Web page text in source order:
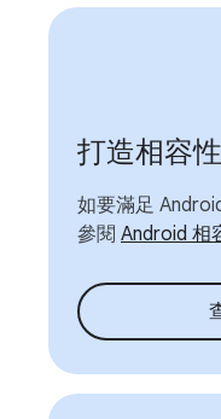
打造相容性
如要滿足
參閱 Android 相